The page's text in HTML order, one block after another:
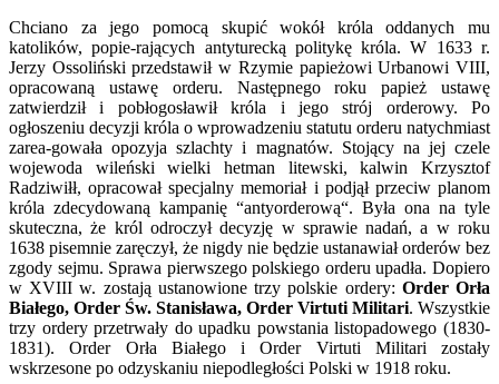
Chciano za jego pomocą skupić wokół króla oddanych mu
katolików, popie-rających antyturecką politykę króla. W 1633 r.
Jerzy Ossoliński przedstawił w Rzymie papieżowi Urbanowi VIII,
opracowaną ustawę orderu. Następnego roku papież ustawę
zatwierdził i pobłogosławił króla i jego strój orderowy. Po
ogłoszeniu decyzji króla o wprowadzeniu statutu orderu natychmiast
zarea-gowała opozyja szlachty i magnatów. Stojący na jej czele
wojewoda wileński wielki hetman litewski, kalwin Krzysztof
Radziwiłł, opracował specjalny memoriał i podjął przeciw planom
króla zdecydowaną kampanię “antyorderową“. Była ona na tyle
skuteczna, że król odroczył decyzję w sprawie nadań, a w roku
1638 pisemnie zaręczył, że nigdy nie będzie ustanawiał orderów bez
zgody sejmu. Sprawa pierwszego polskiego orderu upadła. Dopiero
w XVIII w. zostają ustanowione trzy polskie ordery: Order Orła
Białego, Order Św. Stanisława, Order Virtuti Militari. Wszystkie
trzy ordery przetrwały do upadku powstania listopadowego (1830-
1831). Order Orła Białego i Order Virtuti Militari zostały
wskrzesone po odzyskaniu niepodległości Polski w 1918 roku.